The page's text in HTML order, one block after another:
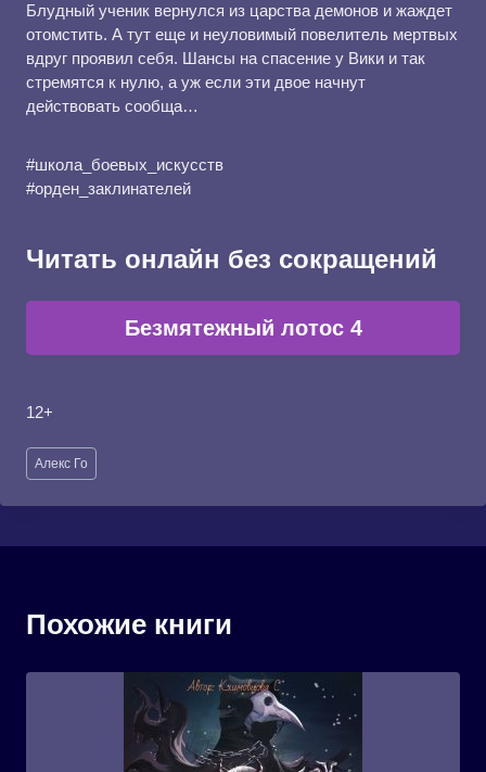
Блудный ученик вернулся из царства демонов и жаждет
отомстить. А тут еще и неуловимый повелитель мертвых
вдруг проявил себя. Шансы на спасение у Вики и так
стремятся к нулю, а уж если эти двое начнут
действовать сообща…
#школа_боевых_искусств
#орден_заклинателей
Читать онлайн без сокращений
Безмятежный лотос 4
12+
Метки
записи:
Алекс Го
Похожие книги